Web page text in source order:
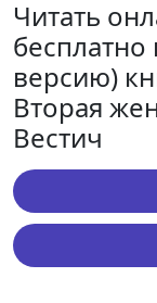
Читать
версию)
Вторая
Вестич